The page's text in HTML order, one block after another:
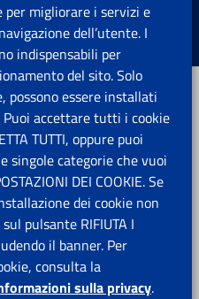
Previdenza Sociale.
migliorare i servizi e
dell’utente. I
indispensabili per
del sito. Solo
possono essere installati
accettare tutti i cookie
TUTTI, oppure puoi
singole categorie che vuoi
DEI COOKIE. Se
dei cookie non
pulsante RIFIUTA I
il banner. Per
consulta la
sulla privacy.